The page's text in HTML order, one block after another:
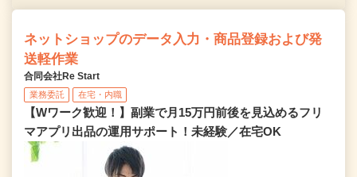
ネットショップのデータ入力・商品登録および発
送軽作業
合同会社Re Start
業務委託 在宅・内職
【Wワーク歓迎！】副業で月15万円前後を見込めるフリ
マアプリ出品の運用サポート！未経験／在宅OK